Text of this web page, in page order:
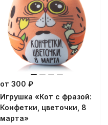
от 300 ₽
Игрушка «Кот с фразой:
Конфетки, цветочки, 8
марта»